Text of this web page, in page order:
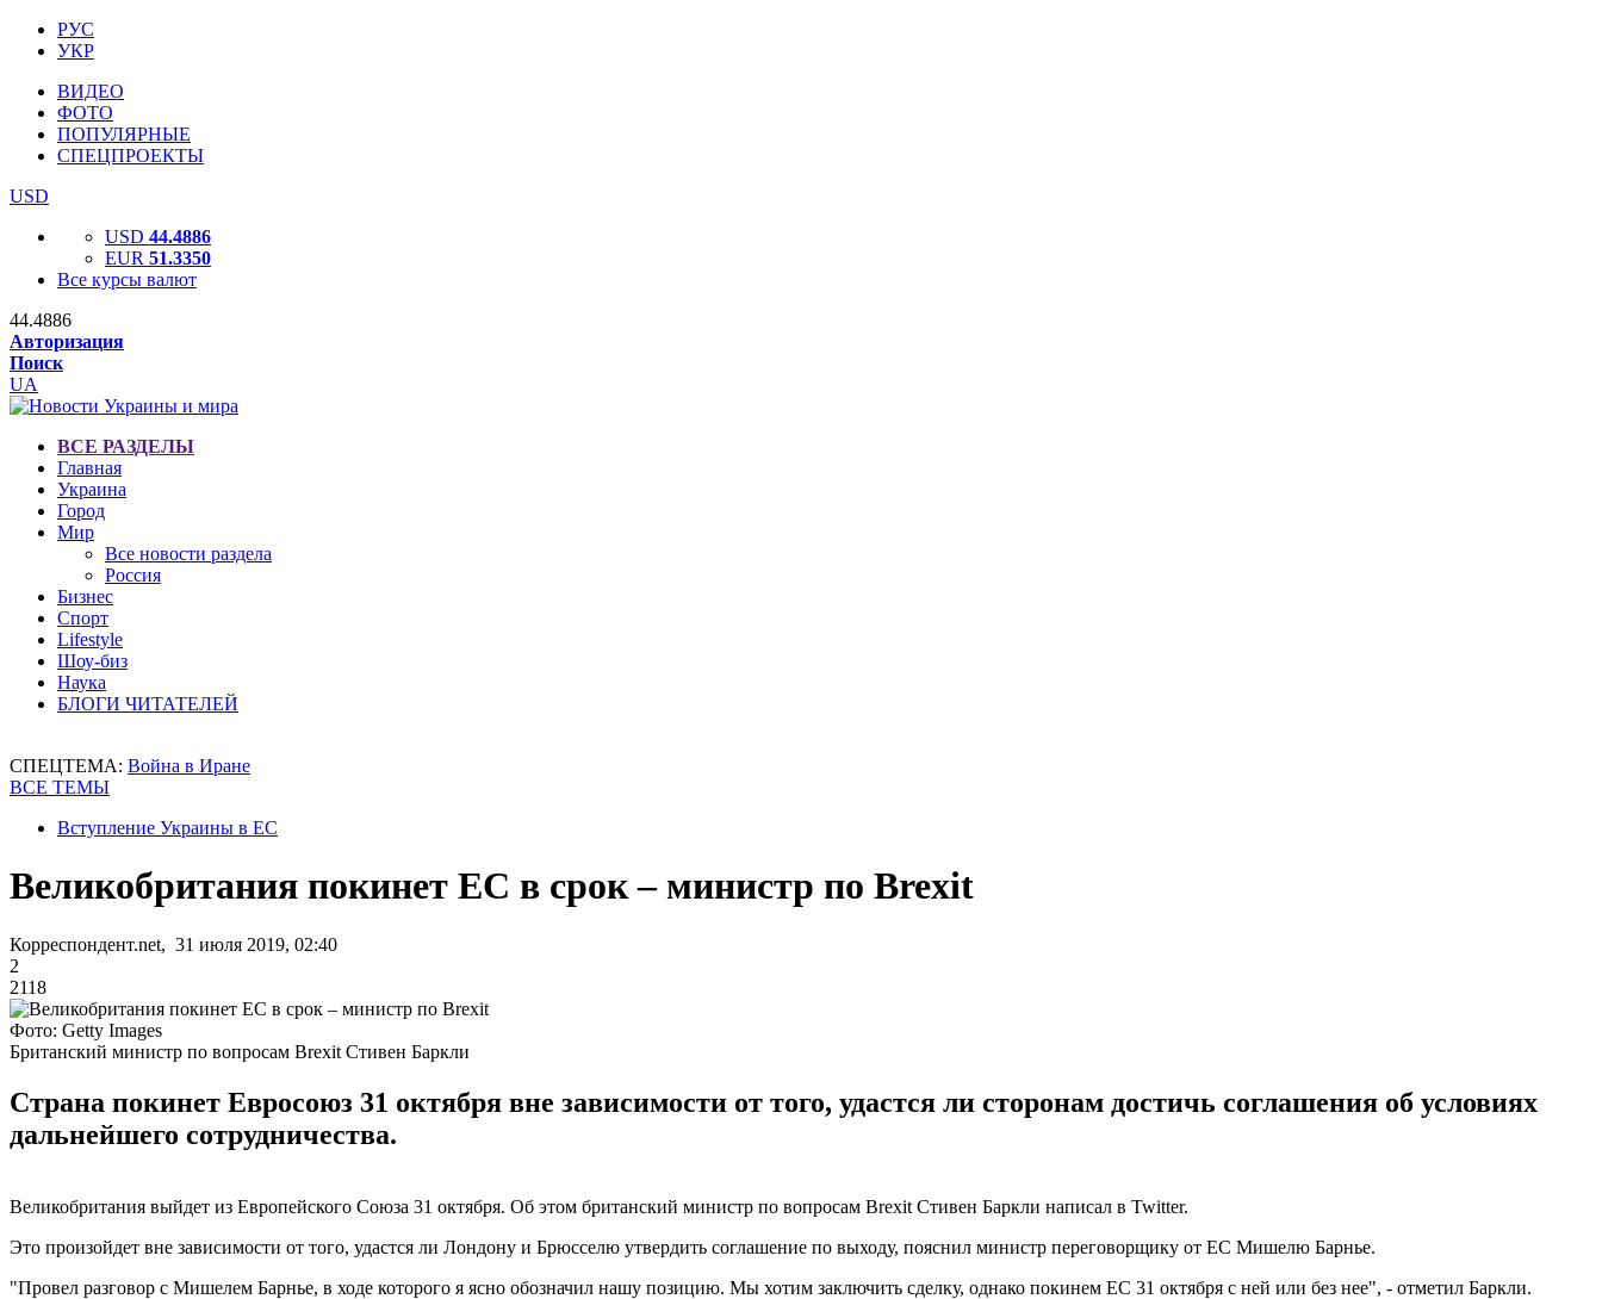
РУС
УКР
ВИДЕО
ФОТО
ПОПУЛЯРНЫЕ
СПЕЦПРОЕКТЫ
USD
USD 44.4886
EUR 51.3350
Все курсы валют
44.4886
Авторизация
Поиск
UA
ВСЕ РАЗДЕЛЫ
Главная
Украина
Город
Мир
Все новости раздела
Россия
Бизнес
Спорт
Lifestyle
Шоу-биз
Наука
БЛОГИ ЧИТАТЕЛЕЙ
СПЕЦТЕМА: Война в Иране
ВСЕ ТЕМЫ
Вступление Украины в ЕС
Великобритания покинет ЕС в срок – министр по Brexit
Корреспондент.net, 31 июля 2019, 02:40
2
2118
Фото: Getty Images
Британский министр по вопросам Brexit Стивен Баркли
Страна покинет Евросоюз 31 октября вне зависимости от того, удастся ли сторонам достичь соглашения об условиях
дальнейшего сотрудничества.
Великобритания выйдет из Европейского Союза 31 октября. Об этом британский министр по вопросам Brexit Стивен Баркли написал в Twitter.
Это произойдет вне зависимости от того, удастся ли Лондону и Брюсселю утвердить соглашение по выходу, пояснил министр переговорщику от ЕС Мишелю Барнье.
"Провел разговор с Мишелем Барнье, в ходе которого я ясно обозначил нашу позицию. Мы хотим заключить сделку, однако покинем ЕС 31 октября с ней или без нее", - отметил Баркли.